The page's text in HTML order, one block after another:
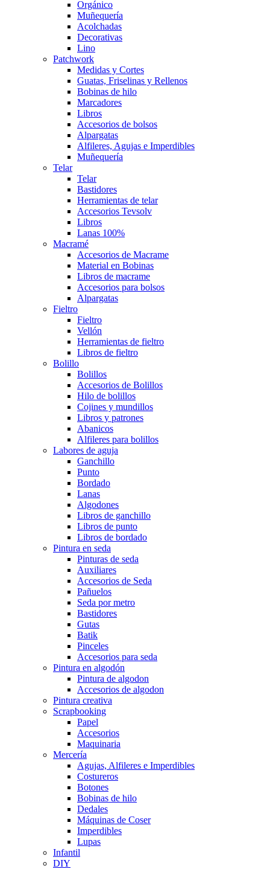
Orgánico
Muñequería
Acolchadas
Decorativas
Lino
Patchwork
Medidas y Cortes
Guatas, Friselinas y Rellenos
Bobinas de hilo
Marcadores
Libros
Accesorios de bolsos
Alpargatas
Alfileres, Agujas e Imperdibles
Muñequería
Telar
Telar
Bastidores
Herramientas de telar
Accesorios Tevsolv
Libros
Lanas 100%
Macramé
Accesorios de Macrame
Material en Bobinas
Libros de macrame
Accesorios para bolsos
Alpargatas
Fieltro
Fieltro
Vellón
Herramientas de fieltro
Libros de fieltro
Bolillo
Bolillos
Accesorios de Bolillos
Hilo de bolillos
Cojines y mundillos
Libros y patrones
Abanicos
Alfileres para bolillos
Labores de aguja
Ganchillo
Punto
Bordado
Lanas
Algodones
Libros de ganchillo
Libros de punto
Libros de bordado
Pintura en seda
Pinturas de seda
Auxiliares
Accesorios de Seda
Pañuelos
Seda por metro
Bastidores
Gutas
Batik
Pinceles
Accesorios para seda
Pintura en algodón
Pintura de algodon
Accesorios de algodon
Pintura creativa
Scrapbooking
Papel
Accesorios
Maquinaria
Mercería
Agujas, Alfileres e Imperdibles
Costureros
Botones
Bobinas de hilo
Dedales
Máquinas de Coser
Imperdibles
Lupas
Infantil
DIY